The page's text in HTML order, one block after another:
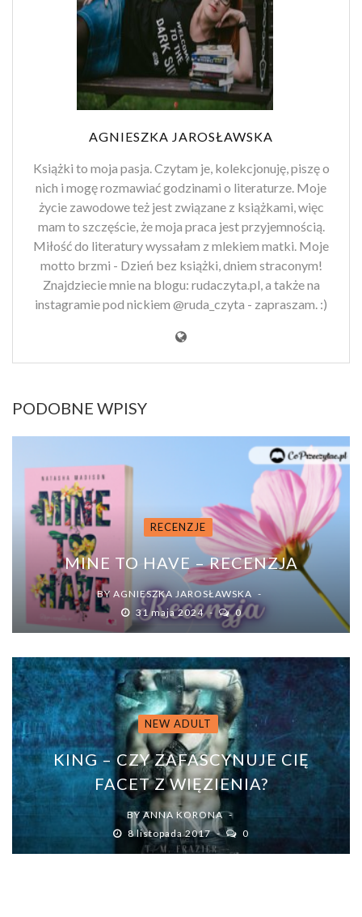
AGNIESZKA JAROSŁAWSKA
Książki to moja pasja. Czytam je, kolekcjonuję, piszę o
nich i mogę rozmawiać godzinami o literaturze. Moje
życie zawodowe też jest związane z książkami, więc
mam to szczęście, że moja praca jest przyjemnością.
Miłość do literatury wyssałam z mlekiem matki. Moje
motto brzmi - Dzień bez książki, dniem straconym!
Znajdziecie mnie na blogu: rudaczyta.pl, a także na
instagramie pod nickiem @ruda_czyta - zapraszam. :)
PODOBNE WPISY
RECENZJE
MINE TO HAVE – RECENZJA
BY AGNIESZKA JAROSŁAWSKA
31 maja 2024
0
NEW ADULT
KING – CZY ZAFASCYNUJE CIĘ
FACET Z WIĘZIENIA?
BYANNA KORONA
8 listopada 2017
0